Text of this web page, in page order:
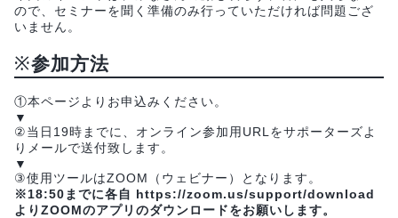
ので、セミナーを聞く準備のみ行っていただければ問題ござ
いません。
※参加方法
①本ページよりお申込みください。
▼
②当日19時までに、オンライン参加用URLをサポーターズよ
りメールで送付致します。
▼
③使用ツールはZOOM（ウェビナー）となります。
※18:50までに各自 https://zoom.us/support/download
よりZOOMのアプリのダウンロードをお願いします。